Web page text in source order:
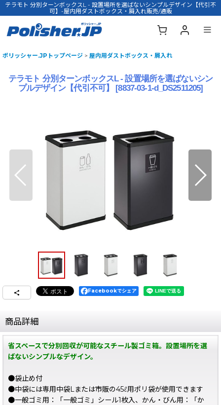
テラモト 分別ターンボックスL - 設置場所を選ばないシンプルデザイン【代引不
可】-屋内用ダストボックス・屑入れ販売/通販
ポリッシャー.JPトップページ > 屋内用ダストボックス・屑入れ
テラモト 分別ターンボックスL - 設置場所を選ばないシン
プルデザイン【代引不可】
[8837-03-1-d_DS2511205]
Facebookでシェア
商品詳細
省スペースで分別回収が可能なスチール製ゴミ箱。設置場所を選
ばないシンプルなデザイン。
●袋止め付
●中袋には専用中袋Lまたは市販の45ℓ用ポリ袋が使用できます
●一般ゴミ用：「一般ゴミ」シール1枚入、かん・びん用：「か